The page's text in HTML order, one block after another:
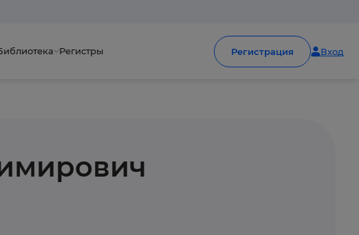
Регистры Регистрация Вход